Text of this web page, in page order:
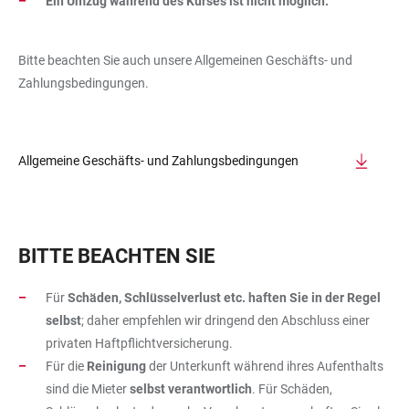
Bitte beachten Sie auch unsere Allgemeinen Geschäfts- und
Zahlungsbedingungen.
Allgemeine Geschäfts- und Zahlungsbedingungen
BITTE BEACHTEN SIE
FürSchäden, Schlüsselverlust etc. haften Sie in der Regel
selbst; daher empfehlen wir dringend den Abschluss einer
privaten Haftpflichtversicherung.
Für die Reinigungder Unterkunft während ihres Aufenthalts
sind die Mieterselbst verantwortlich. Für Schäden,